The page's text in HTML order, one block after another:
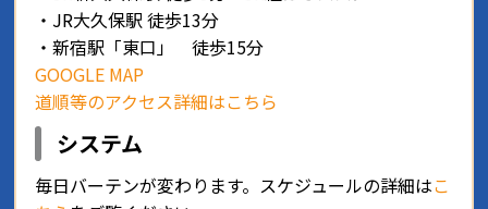
・JR大久保駅 徒歩13分
・新宿駅「東口」 徒歩15分
GOOGLE MAP
道順等のアクセス詳細はこちら
システム
毎日バーテンが変わります。スケジュールの詳細はこ